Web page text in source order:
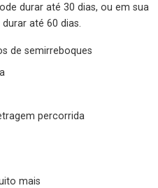
durar até 30 dias, ou em sua
até 60 dias.
de semirreboques
percorrida
mais